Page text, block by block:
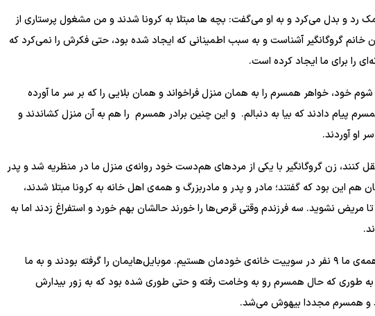
رد و بدل می‌کرد و به او می‌گفت: بچه ها مبتلا به کرونا شدند و من مشغول پرستاری از
گروگانگیر آشناست و به سبب اطمینانی که ایجاد شده بود، حتی فکرش را نمی‌کرد که
را برای ما ایجاد کرده است.
خود، خواهر همسرم را به همان منزل فراخواند و همان بلایی را که بر سر ما آورده
پیام دادند که بیا‌ به دنبالم. و این چنین برادر همسرم را هم به آن منزل کشاندند و
او آوردند.
کنند، زن گروگانگیر با یکی از مردهای هم‌دست خود روانه‌ی منزل ما در منظریه شد و پدر
این بود که گفتند؛ مادر و پدر و مادربزرگ و همه‌ی اهل خانه به کرونا مبتلا شدند،
مریض نشوید. سه فرزندم وقتی قرص‌ها را خورند حالشان بهم خورد و استفراغ زدند اما به
من یک زمانی چشم خود را باز کردم و دیدم همه‌ی ما ۹ نفر در سوییت خانه‌ی خودمان هستیم. موبایل‌هایمان را گرفته بودند و به ما
به طوری که حال همسرم رو به وخامت رفته و حتی طوری شده بود که به زور بیدارش
و همسرم مجددا بیهوش می‌شد.